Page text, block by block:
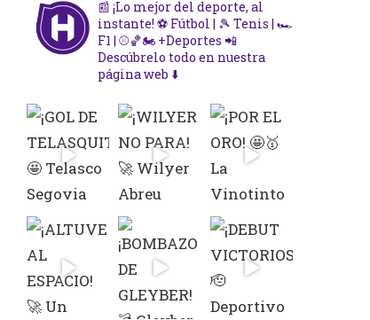
📰 ¡Lo mejor del deporte, al
instante! ⚽ Fútbol | 🎾 Tenis | 🏎️
F1 | ⚾🏀🏍️ +Deportes 📲
Descúbrelo todo en nuestra
página web ⬇️